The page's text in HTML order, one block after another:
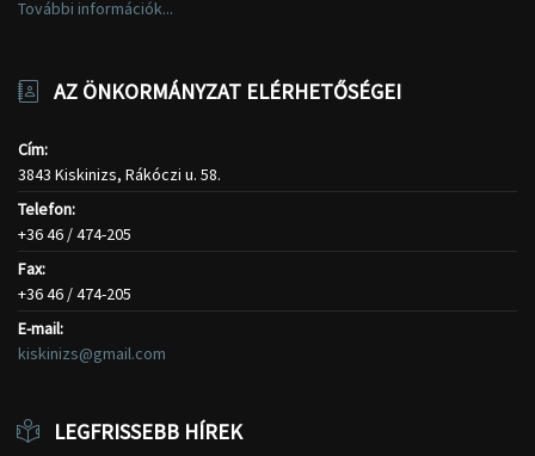
További információk...
AZ ÖNKORMÁNYZAT ELÉRHETŐSÉGEI
Cím:
3843 Kiskinizs, Rákóczi u. 58.
Telefon:
+36 46 / 474-205
Fax:
+36 46 / 474-205
E-mail:
kiskinizs@gmail.com
LEGFRISSEBB HÍREK